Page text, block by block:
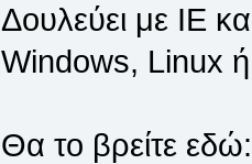
Δουλεύει με ΙΕ
Windows, Linux
Θα το βρείτε